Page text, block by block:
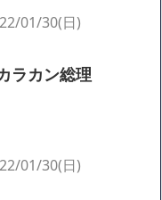
01/30(日)
ラカン総理
01/30(日)